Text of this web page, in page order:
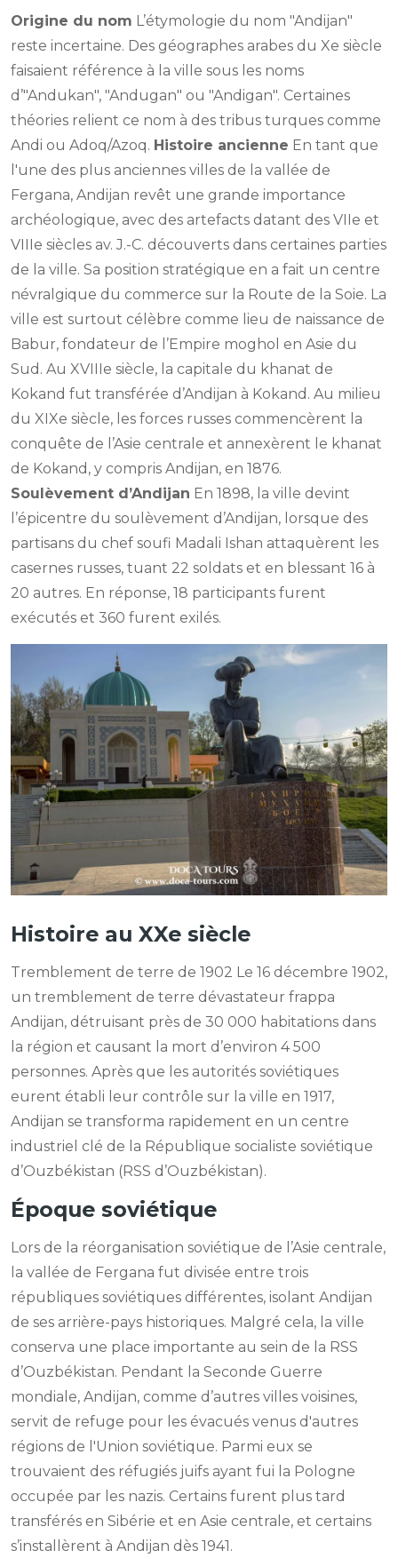
Origine du nom L’étymologie du nom "Andijan"
reste incertaine. Des géographes arabes du Xe siècle
faisaient référence à la ville sous les noms
d’"Andukan", "Andugan" ou "Andigan". Certaines
théories relient ce nom à des tribus turques comme
Andi ou Adoq/Azoq. Histoire ancienne En tant que
l'une des plus anciennes villes de la vallée de
Fergana, Andijan revêt une grande importance
archéologique, avec des artefacts datant des VIIe et
VIIIe siècles av. J.-C. découverts dans certaines parties
de la ville. Sa position stratégique en a fait un centre
névralgique du commerce sur la Route de la Soie. La
ville est surtout célèbre comme lieu de naissance de
Babur, fondateur de l’Empire moghol en Asie du
Sud. Au XVIIIe siècle, la capitale du khanat de
Kokand fut transférée d’Andijan à Kokand. Au milieu
du XIXe siècle, les forces russes commencèrent la
conquête de l’Asie centrale et annexèrent le khanat
de Kokand, y compris Andijan, en 1876.
Soulèvement d’Andijan En 1898, la ville devint
l’épicentre du soulèvement d’Andijan, lorsque des
partisans du chef soufi Madali Ishan attaquèrent les
casernes russes, tuant 22 soldats et en blessant 16 à
20 autres. En réponse, 18 participants furent
exécutés et 360 furent exilés.
Histoire au XXe siècle
Tremblement de terre de 1902 Le 16 décembre 1902,
un tremblement de terre dévastateur frappa
Andijan, détruisant près de 30 000 habitations dans
la région et causant la mort d’environ 4 500
personnes. Après que les autorités soviétiques
eurent établi leur contrôle sur la ville en 1917,
Andijan se transforma rapidement en un centre
industriel clé de la République socialiste soviétique
d’Ouzbékistan (RSS d’Ouzbékistan).
Époque soviétique
Lors de la réorganisation soviétique de l’Asie centrale,
la vallée de Fergana fut divisée entre trois
républiques soviétiques différentes, isolant Andijan
de ses arrière-pays historiques. Malgré cela, la ville
conserva une place importante au sein de la RSS
d’Ouzbékistan. Pendant la Seconde Guerre
mondiale, Andijan, comme d’autres villes voisines,
servit de refuge pour les évacués venus d'autres
régions de l'Union soviétique. Parmi eux se
trouvaient des réfugiés juifs ayant fui la Pologne
occupée par les nazis. Certains furent plus tard
transférés en Sibérie et en Asie centrale, et certains
s’installèrent à Andijan dès 1941.